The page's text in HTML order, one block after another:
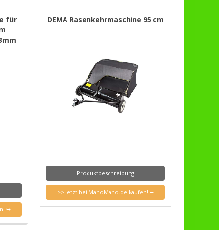
für
➥
DEMA Rasenkehrmaschine 95 cm
Produktbeschreibung
>> Jetzt bei ManoMano.de kaufen! ➥